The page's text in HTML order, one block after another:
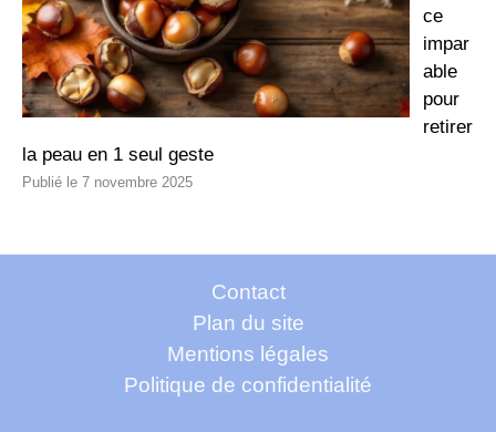
ce
impar
able
pour
retirer
la peau en 1 seul geste
7 novembre 2025
Contact
Plan du site
Mentions légales
Politique de confidentialité